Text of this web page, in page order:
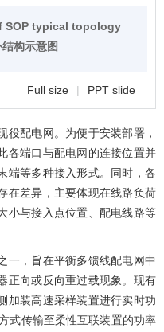
SOP typical topology
构示意图
Full size | PPT slide
役配电网。为便于安装部署，
各端口与配电网的连接位置并
端等多种接入形式。同时，各
在差异，主要体现在线路负荷
小与接入点位置、配电线路等
一，旨在平衡多馈线配电网中
正向或反向重过载现象。现有
加装高速采样装置进行实时功
式传输至柔性互联装置的功率